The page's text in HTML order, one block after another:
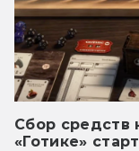
Сбор средств
«Готике»